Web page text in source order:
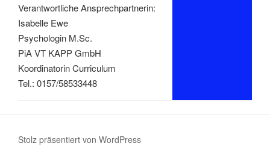
Verantwortliche Ansprechpartnerin:
Isabelle Ewe
Psychologin M.Sc.
PiA VT KAPP GmbH
Koordinatorin Curriculum
Tel.: 0157/58533448
Stolz präsentiert von WordPress